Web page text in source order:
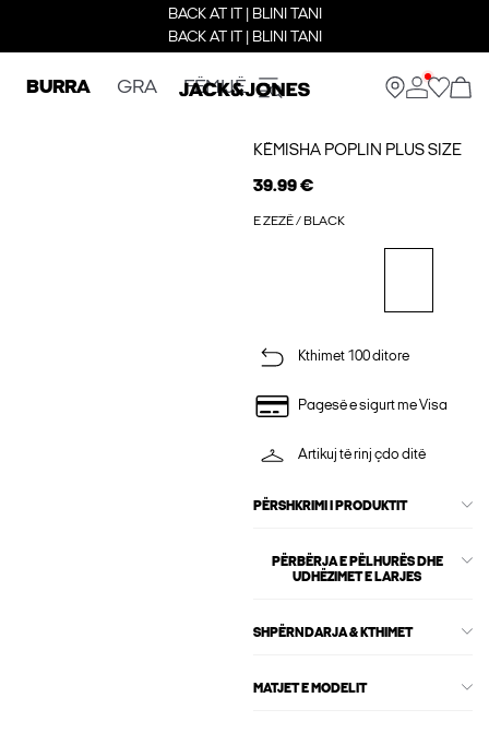
BACK AT IT | BLINI TANI
BACK AT IT | BLINI TANI
BURRA GRA FËMIJË
KËMISHA POPLIN PLUS SIZE
39.99 €
E ZEZË / BLACK
Kthimet 100 ditore
Pagesë e sigurt me Visa
Artikuj të rinj çdo ditë
PËRSHKRIMI I PRODUKTIT
PËRBËRJA E PËLHURËS DHE
UDHËZIMET E LARJES
SHPËRNDARJA & KTHIMET
MATJET E MODELIT